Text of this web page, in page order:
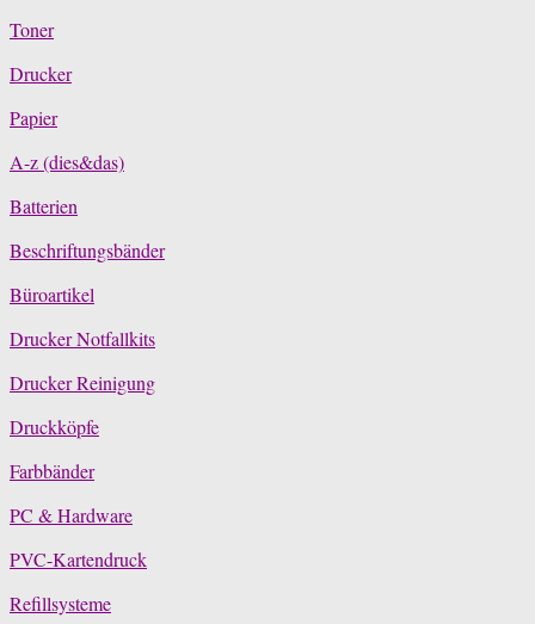
Toner
Drucker
Papier
A-z (dies&das)
Batterien
Beschriftungsbänder
Büroartikel
Drucker Notfallkits
Drucker Reinigung
Druckköpfe
Farbbänder
PC & Hardware
PVC-Kartendruck
Refillsysteme